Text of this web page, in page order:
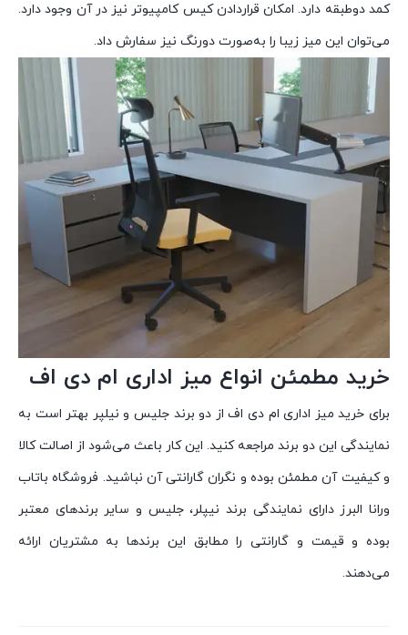
کمد دوطبقه دارد. امکان قراردادن کیس کامپیوتر نیز در آن وجود دارد.
می‌توان این میز زیبا را به‌صورت دورنگ نیز سفارش داد.
خرید مطمئن انواع میز اداری ام دی اف
برای خرید میز اداری ام دی اف از دو برند جلیس و نیلپر بهتر است به
نمایندگی این دو برند مراجعه کنید. این کار باعث می‌شود از اصالت کالا
و کیفیت آن مطمئن بوده و نگران گارانتی آن نباشید. فروشگاه باتاب
ورانا البرز دارای نمایندگی برند نیپلر، جلیس و سایر برندهای معتبر
بوده و قیمت و گارانتی را مطابق این برندها به مشتریان ارائه
می‌دهند.